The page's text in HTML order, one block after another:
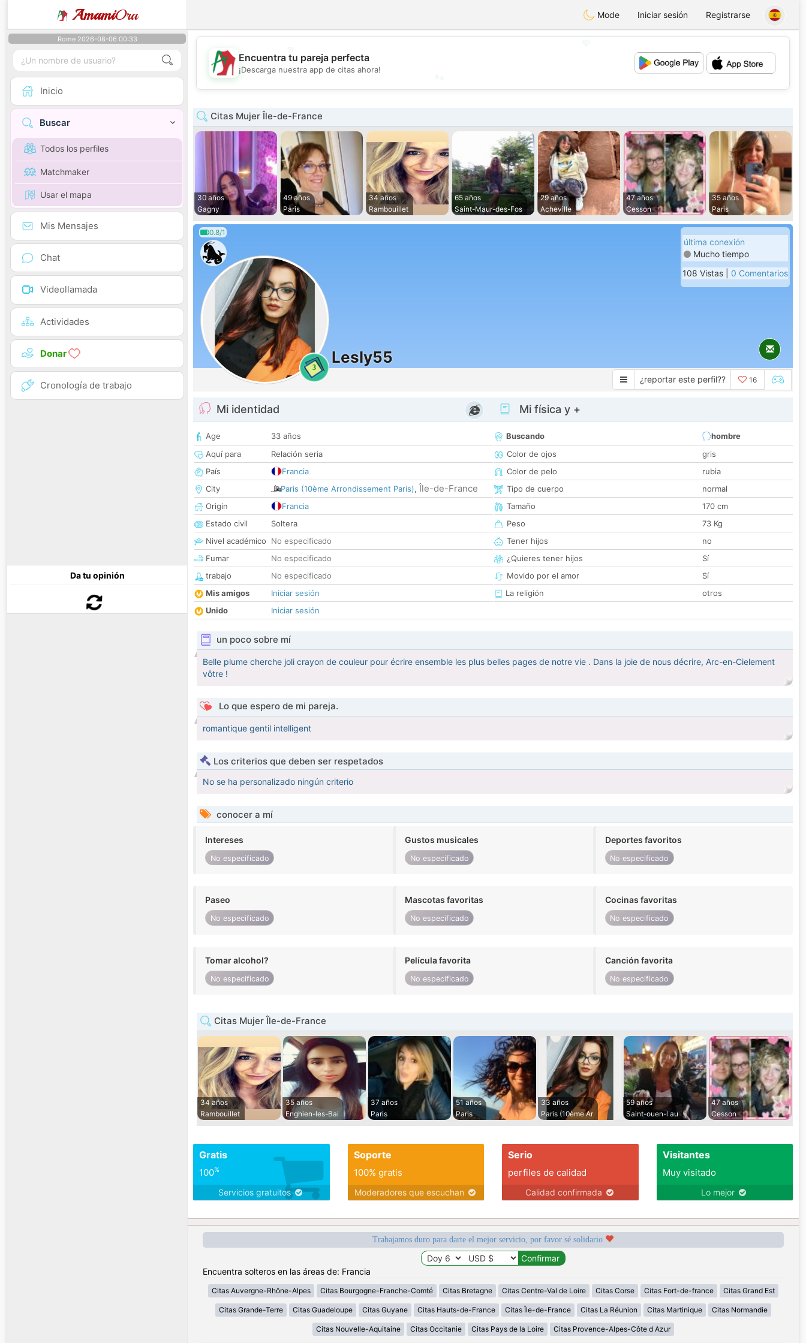
AmamiOra Mode Iniciar sesión Registrarse
Rome 2026-08-06 00:33
Inicio
Buscar
Todos los perfiles
Matchmaker
Usar el mapa
Mis Mensajes
Chat
Videollamada
Actividades
Donar
Cronología de trabajo
Da tu opinión
💕
Encuentra tu pareja perfecta
¡Descarga nuestra app de citas ahora!
Citas Mujer Île-de-France
30 años
Gagny
49 años
Paris
34 años
Rambouillet
65 años
Saint-Maur-des-Fos
29 años
Acheville
47 años
Cesson
35 años
Paris
0.8/1
3
Lesly55
última conexión
Mucho tiempo
108 Vistas | 0 Comentarios
¿reportar este perfil?? 16
Mi identidad
Age
33 años
Aquí para
Relación seria
País
Francia
City
Paris (10ème Arrondissement Paris), Île-de-France
Origin
Francia
Estado civil
Soltera
Nivel académico
No especificado
Fumar
No especificado
trabajo
No especificado
Mis amigos
Iniciar sesión
Unido
Iniciar sesión
Mi física y +
Buscando
hombre
Color de ojos
gris
Color de pelo
rubia
Tipo de cuerpo
normal
Tamaño
170 cm
Peso
73 Kg
Tener hijos
no
¿Quieres tener hijos
Sí
Movido por el amor
Sí
La religión
otros
un poco sobre mí
Belle plume cherche joli crayon de couleur pour écrire ensemble les plus belles pages de notre vie . Dans la joie de nous décrire, Arc-en-Cielement
vôtre !
Lo que espero de mi pareja.
romantique gentil intelligent
Los criterios que deben ser respetados
No se ha personalizado ningún criterio
conocer a mí
Intereses
No especificado
Gustos musicales
No especificado
Deportes favoritos
No especificado
Paseo
No especificado
Mascotas favoritas
No especificado
Cocinas favoritas
No especificado
Tomar alcohol?
No especificado
Película favorita
No especificado
Canción favorita
No especificado
Citas Mujer Île-de-France
34 años
Rambouillet
35 años
Enghien-les-Bai
37 años
Paris
51 años
Paris
33 años
Paris (10ème Ar
59 años
Saint-ouen-l au
47 años
Cesson
Gratis
100%
Servicios gratuitos
Soporte
100% gratis
Moderadores que escuchan
Serio
perfiles de calidad
Calidad confirmada
Visitantes
Muy visitado
Lo mejor
Trabajamos duro para darte el mejor servicio, por favor sé solidario
Encuentra solteros en las áreas de: Francia
Citas Auvergne-Rhône-Alpes Citas Bourgogne-Franche-Comté Citas Bretagne Citas Centre-Val de Loire Citas Corse Citas Fort-de-france Citas Grand Est
Citas Grande-Terre Citas Guadeloupe Citas Guyane Citas Hauts-de-France Citas Île-de-France Citas La Réunion Citas Martinique Citas Normandie
Citas Nouvelle-Aquitaine Citas Occitanie Citas Pays de la Loire Citas Provence-Alpes-Côte d Azur